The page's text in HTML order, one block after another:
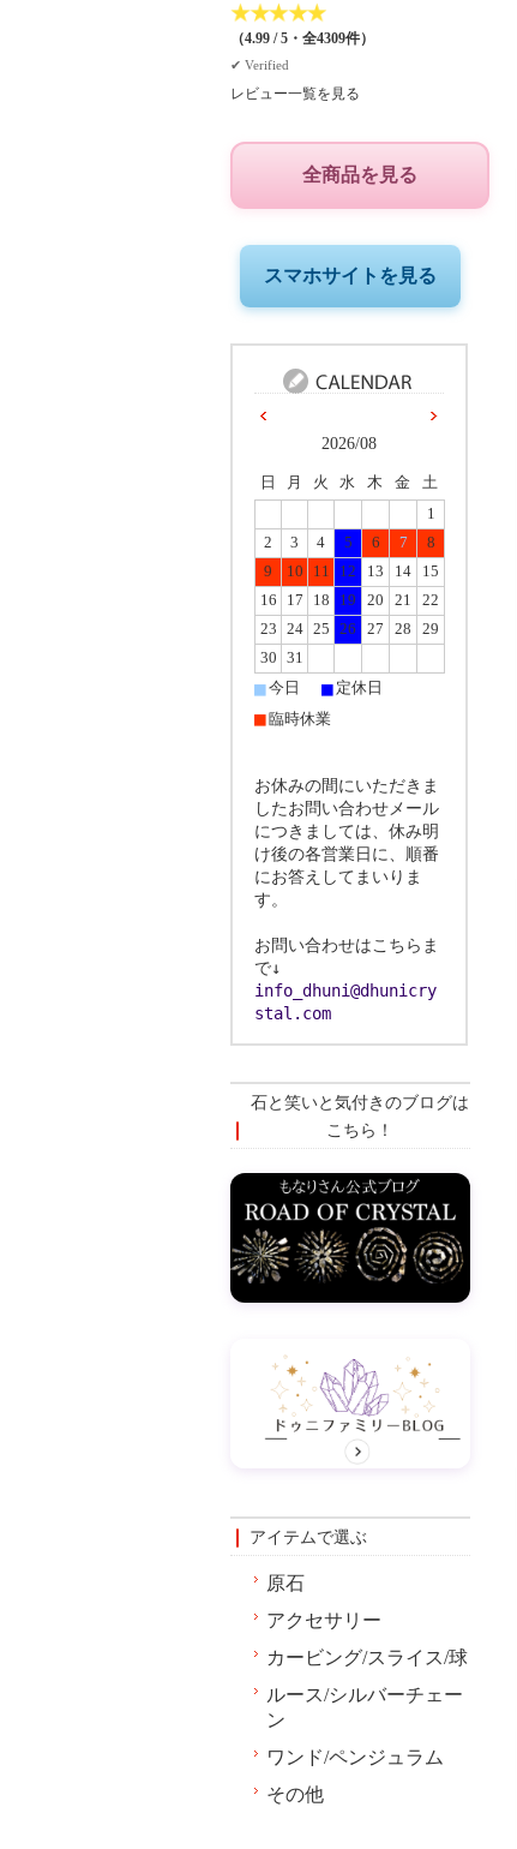
★★★★★
（4.99 / 5・全4309件）
✔︎ Verified
レビュー一覧を見る
全商品を見る
スマホサイトを見る
2026/08
日 月 火 水 木 金
土
1
2
3 4 5 6 7
8
9
10 11 12 13 14
15
16
17 18 19 20 21
22
23
24 25 26 27 28
29
30
31
■今日 ■ 定休日
■臨時休業
お休みの間にいただきま
したお問い合わせメール
につきましては、休み明
け後の各営業日に、順番
にお答えしてまいりま
す。
お問い合わせはこちらま
で↓
info_dhuni@dhunicry
stal.com
石と笑いと気付きのブログは
こちら！
アイテムで選ぶ
原石
アクセサリー
カービング/スライス/球
ルース/シルバーチェー
ン
ワンド/ペンジュラム
その他